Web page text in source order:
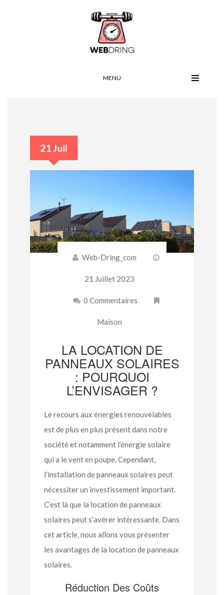
MENU
21 Juil
Web-Dring_com
21 Juillet 2023
0 Commentaires
Maison
LA LOCATION DE
PANNEAUX SOLAIRES
: POURQUOI
L’ENVISAGER ?
Le recours aux énergies renouvelables
est de plus en plus présent dans notre
société et notamment l’énergie solaire
qui a le vent en poupe. Cependant,
l’installation de panneaux solaires peut
nécessiter un investissement important.
C’est là que la location de panneaux
solaires peut s’avérer intéressante. Dans
cet article, nous allons vous présenter
les avantages de la location de panneaux
solaires.
Réduction Des Coûts